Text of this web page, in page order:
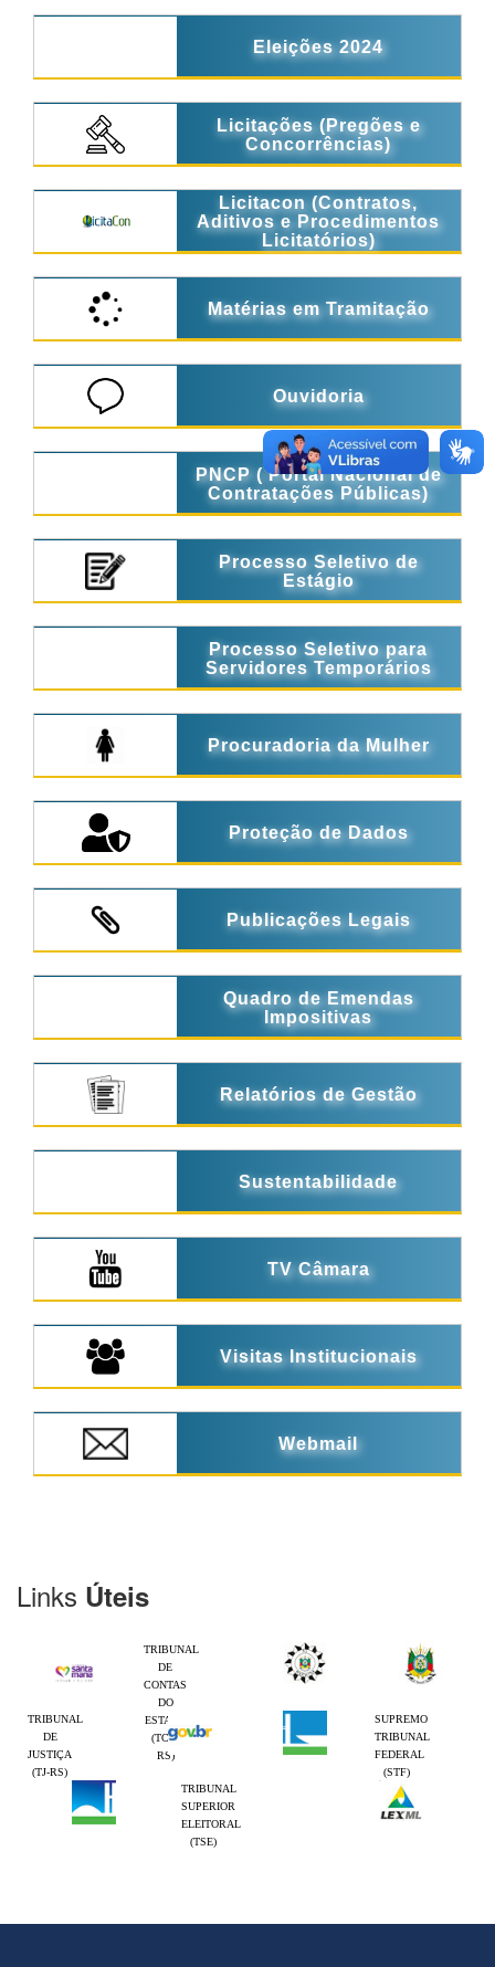
Eleições 2024
Licitações (Pregões e
Concorrências)
Licitacon (Contratos,
Aditivos e Procedimentos
Licitatórios)
Matérias em Tramitação
Ouvidoria
PNCP ( Portal Nacional de
Contratações Públicas)
Processo Seletivo de
Estágio
Processo Seletivo para
Servidores Temporários
Procuradoria da Mulher
Proteção de Dados
Publicações Legais
Quadro de Emendas
Impositivas
Relatórios de Gestão
Sustentabilidade
TV Câmara
Visitas Institucionais
Webmail
Links Úteis
TRIBUNAL
DE
CONTAS
DO
ESTADO
(TCE-
RS)
TRIBUNAL
DE
JUSTIÇA
(TJ-RS)
SUPREMO
TRIBUNAL
FEDERAL
(STF)
TRIBUNAL
SUPERIOR
ELEITORAL
(TSE)